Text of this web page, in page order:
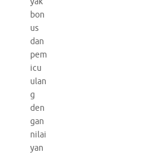
bon
us
dan
pem
icu
ulan
g
den
gan
nilai
yan